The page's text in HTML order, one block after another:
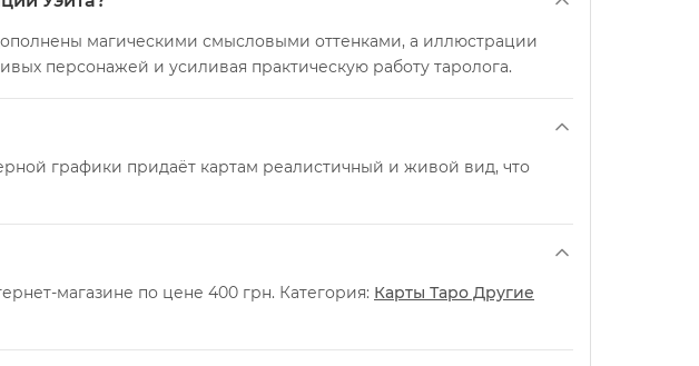
магическими смысловыми оттенками, а иллюстрации
персонажей и усиливая практическую работу таролога.
графики придаёт картам реалистичный и живой вид, что
магазине по цене 400 грн. Категория: Карты Таро Другие